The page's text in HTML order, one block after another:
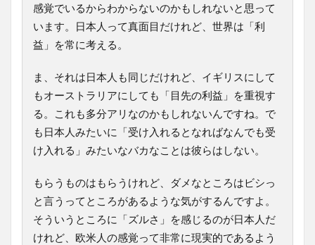
感覚でいるからわからないのかもしれないと思って
います。日本人って真面目だけれど、世界は「利
益」を常に考える。
ま、それは日本人も同じだけれど、イギリスにして
もオーストラリアにしても「目先の利益」を重視す
る。これも多分アリなのかもしれないんですね。で
も日本人みたいに「受け入れるとなればなんでも受
け入れる」みたいなバカなことは彼らはしない。
もらうものはもらうけれど、ダメなところはビシっ
と言うってところがあるような気がするんですよ。
そういうところに「ズルさ」を感じるのが日本人だ
けれど、欧米人の感覚って非常に現実的であるよう